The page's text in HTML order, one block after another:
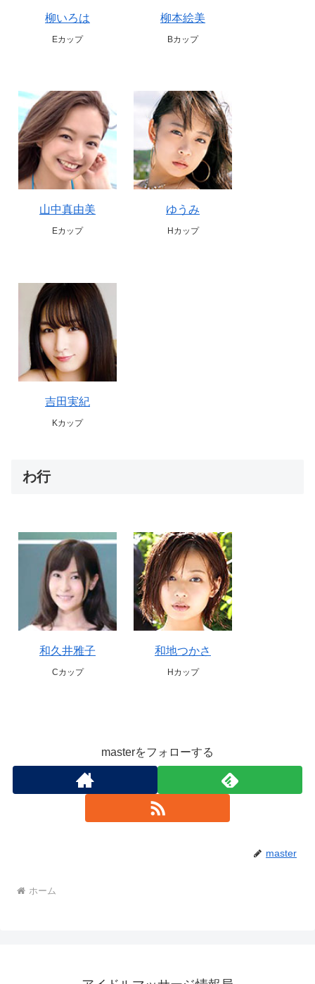
柳いろは
Eカップ
柳本絵美
Bカップ
山中真由美
Eカップ
ゆうみ
Hカップ
吉田実紀
Kカップ
わ行
和久井雅子
Cカップ
和地つかさ
Hカップ
masterをフォローする
master
ホーム